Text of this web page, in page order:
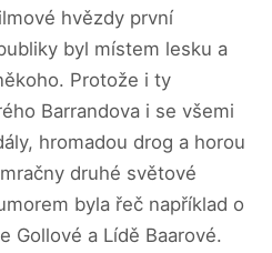
hvězdy první
byl místem lesku a
Protože i ty
Barrandova i se všemi
hromadou drog a horou
druhé světové
byla řeč například o
Gollové a Lídě Baarové.